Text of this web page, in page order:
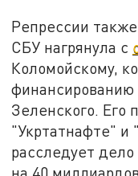
Репрессии
СБУ нагрянула с
Коломойскому,
Зеленского. Его
"Укртатнафте" и
расследует